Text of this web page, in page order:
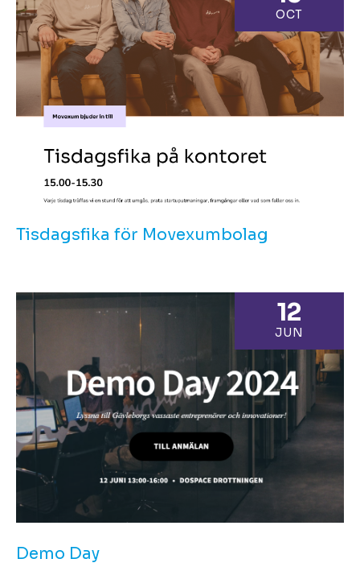
OCT
Tisdagsfika för Movexumbolag
12
JUN
Demo Day